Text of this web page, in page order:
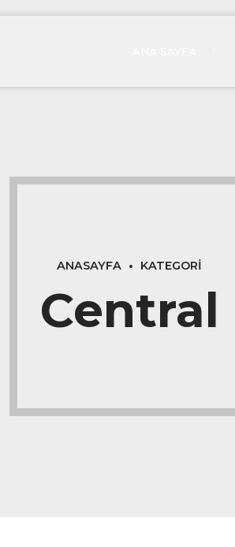
ANASAYFA KATEGORI
Central